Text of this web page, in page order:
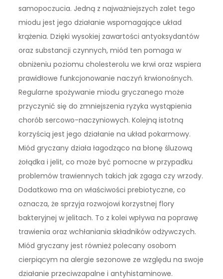
samopoczucia. Jedną z najważniejszych zalet tego
miodu jest jego działanie wspomagające układ
krążenia. Dzięki wysokiej zawartości antyoksydantów
oraz substancji czynnych, miód ten pomaga w
obniżeniu poziomu cholesterolu we krwi oraz wspiera
prawidłowe funkcjonowanie naczyń krwionośnych.
Regularne spożywanie miodu gryczanego może
przyczynić się do zmniejszenia ryzyka wystąpienia
chorób sercowo-naczyniowych. Kolejną istotną
korzyścią jest jego działanie na układ pokarmowy.
Miód gryczany działa łagodząco na błonę śluzową
żołądka i jelit, co może być pomocne w przypadku
problemów trawiennych takich jak zgaga czy wrzody.
Dodatkowo ma on właściwości prebiotyczne, co
oznacza, że sprzyja rozwojowi korzystnej flory
bakteryjnej w jelitach. To z kolei wpływa na poprawę
trawienia oraz wchłaniania składników odżywczych.
Miód gryczany jest również polecany osobom
cierpiącym na alergie sezonowe ze względu na swoje
działanie przeciwzapalne i antyhistaminowe.